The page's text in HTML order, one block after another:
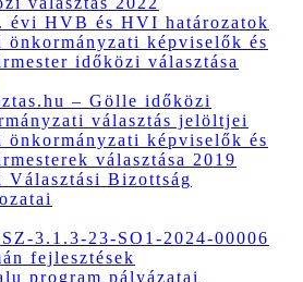
évi HVB és HVI határozatok
önkormányzati képviselők és
időközi választása
– Gölle időközi
választás jelöltjei
önkormányzati képviselők és
választása 2019
Választási Bizottság
3.1.3-23-SO1-2024-00006
fejlesztések
program pályázatai